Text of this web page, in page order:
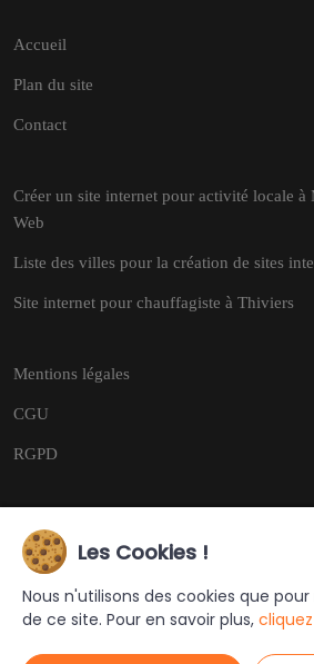
Accueil
Plan du site
Contact
Créer un site internet pour activité locale à
Web
Liste des villes pour la création de sites
Site internet pour chauffagiste à Thiviers
Mentions légales
CGU
RGPD
Copyright © 2026
Ce site a été créé et est géré par
Les Cookies !
Nous n'utilisons des cookies que
de ce site. Pour en savoir plus,